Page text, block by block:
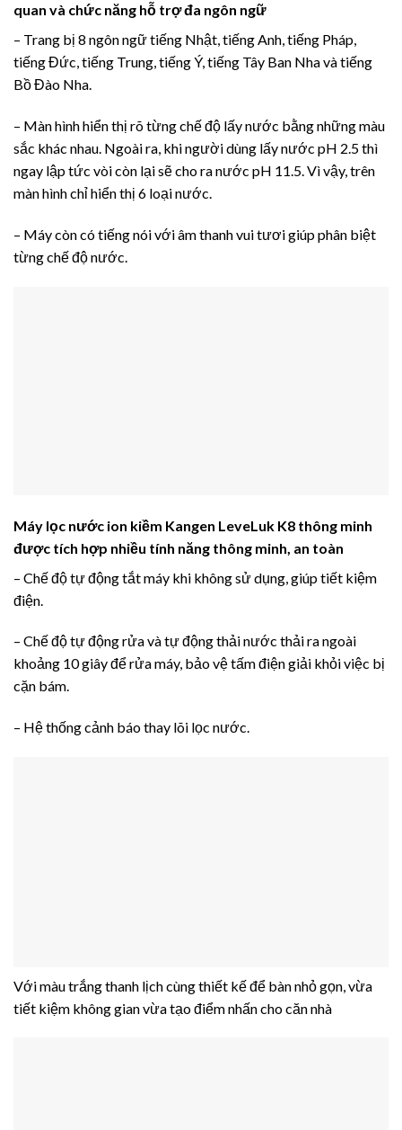
quan và chức năng hỗ trợ đa ngôn ngữ
– Trang bị 8 ngôn ngữ tiếng Nhật, tiếng Anh, tiếng Pháp,
tiếng Đức, tiếng Trung, tiếng Ý, tiếng Tây Ban Nha và tiếng
Bồ Đào Nha.
– Màn hình hiển thị rõ từng chế độ lấy nước bằng những màu
sắc khác nhau. Ngoài ra, khi người dùng lấy nước pH 2.5 thì
ngay lập tức vòi còn lại sẽ cho ra nước pH 11.5. Vì vậy, trên
màn hình chỉ hiển thị 6 loại nước.
– Máy còn có tiếng nói với âm thanh vui tươi giúp phân biệt
từng chế độ nước.
Máy lọc nước ion kiềm Kangen LeveLuk K8 thông minh
được tích hợp nhiều tính năng thông minh, an toàn
– Chế độ tự động tắt máy khi không sử dụng, giúp tiết kiệm
điện.
– Chế độ tự động rửa và tự động thải nước thải ra ngoài
khoảng 10 giây để rửa máy, bảo vệ tấm điện giải khỏi việc bị
cặn bám.
– Hệ thống cảnh báo thay lõi lọc nước.
Với màu trắng thanh lịch cùng thiết kế để bàn nhỏ gọn, vừa
tiết kiệm không gian vừa tạo điểm nhấn cho căn nhà